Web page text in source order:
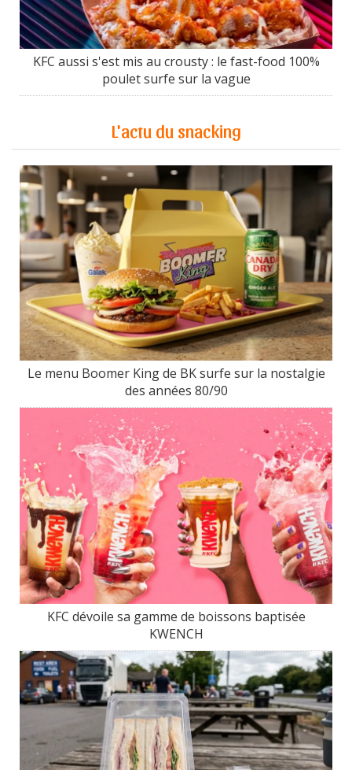
KFC aussi s'est mis au crousty : le fast-food 100%
poulet surfe sur la vague
L'actu du snacking
Le menu Boomer King de BK surfe sur la nostalgie
des années 80/90
KFC dévoile sa gamme de boissons baptisée
KWENCH